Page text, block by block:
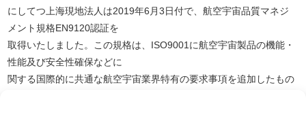
にしてつ上海現地法人は2019年6月3日付で、航空宇宙品質マネジ
メント規格EN9120認証を
取得いたしました。この規格は、ISO9001に航空宇宙製品の機能・
性能及び安全性確保などに
関する国際的に共通な航空宇宙業界特有の要求事項を追加したもの